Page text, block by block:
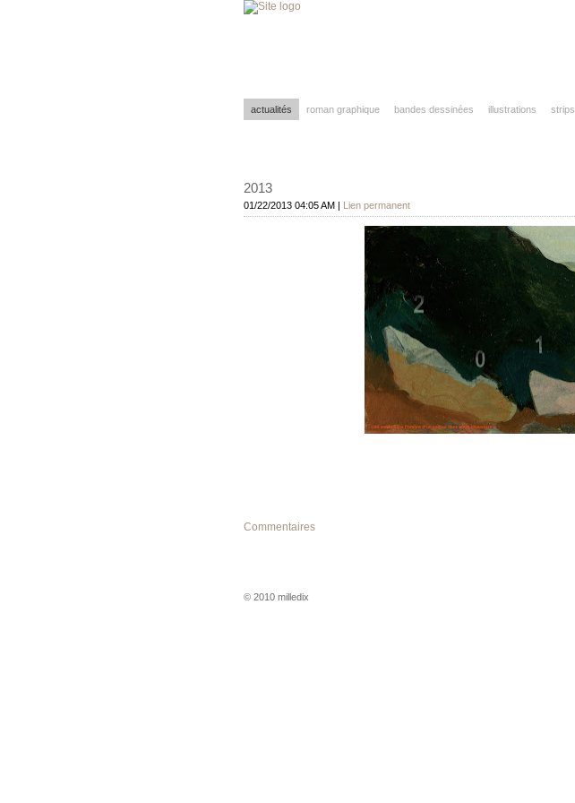
actualités roman graphique bandes dessinées illustrations strips
2013
01/22/2013 04:05 AM | Lien permanent
Commentaires
© 2010 milledix